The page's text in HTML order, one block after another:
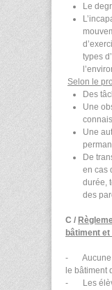
Le
types
Selon le
Des
Une
Une
De
en cas
durée,
des
C /
bâtiment
- Aucune
le bâtiment
- Les